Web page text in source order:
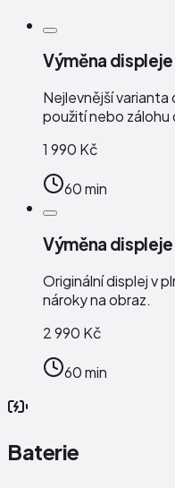
Výměna displeje
Nejlevnější
použití nebo
1 990 Kč
60 min
Výměna
Originální displej v
nároky na obraz.
2 990 Kč
60 min
Baterie